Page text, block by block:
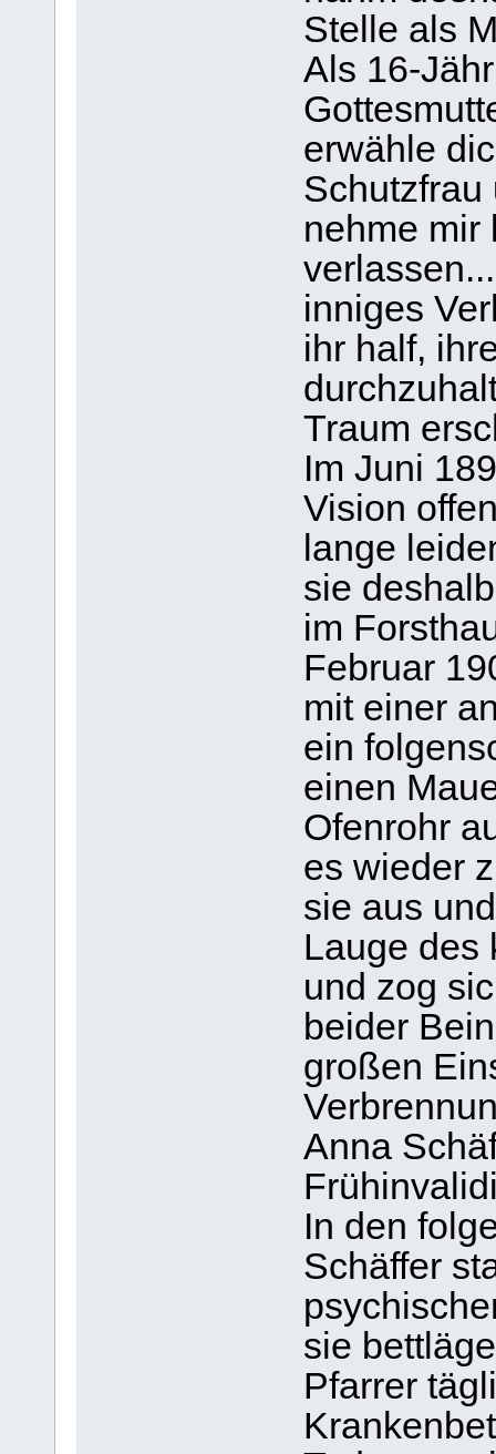
Stelle als
Als 16-
erwähle
Schutzfrau
nehme mir
inniges
ihr half,
Traum
Im Juni
Vision
lange
sie
im
Februar
mit einer
ein
einen
Ofenrohr
es wieder
sie aus
Lauge des
und zog
beider
großen
Anna
In den
Schäffer
sie
Pfarrer